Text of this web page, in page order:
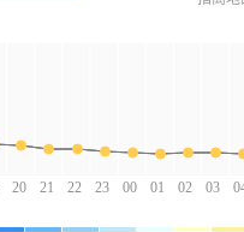
20 21 22 23 00 01 02 03